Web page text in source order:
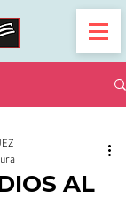
AL